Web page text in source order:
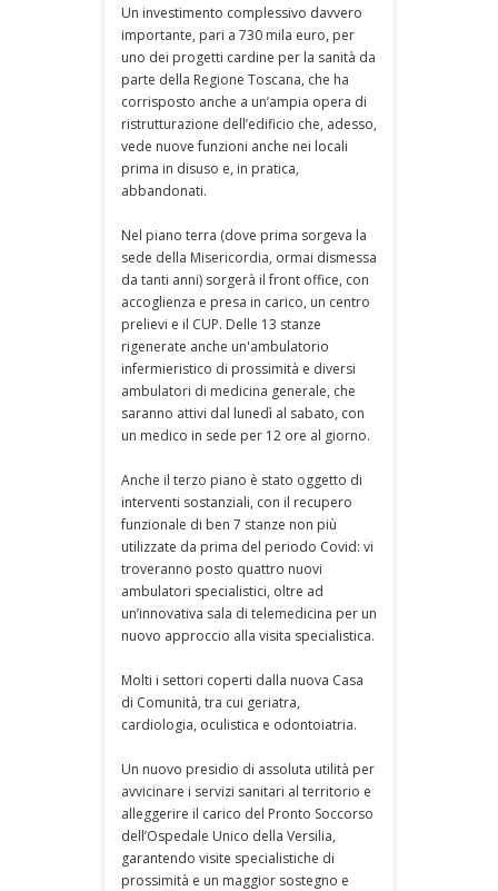
Un investimento complessivo davvero
importante, pari a 730 mila euro, per
uno dei progetti cardine per la sanità da
parte della Regione Toscana, che ha
corrisposto anche a un’ampia opera di
ristrutturazione dell’edificio che, adesso,
vede nuove funzioni anche nei locali
prima in disuso e, in pratica,
abbandonati.
Nel piano terra (dove prima sorgeva la
sede della Misericordia, ormai dismessa
da tanti anni) sorgerà il front office, con
accoglienza e presa in carico, un centro
prelievi e il CUP. Delle 13 stanze
rigenerate anche un'ambulatorio
infermieristico di prossimità e diversi
ambulatori di medicina generale, che
saranno attivi dal lunedì al sabato, con
un medico in sede per 12 ore al giorno.
Anche il terzo piano è stato oggetto di
interventi sostanziali, con il recupero
funzionale di ben 7 stanze non più
utilizzate da prima del periodo Covid: vi
troveranno posto quattro nuovi
ambulatori specialistici, oltre ad
un’innovativa sala di telemedicina per un
nuovo approccio alla visita specialistica.
Molti i settori coperti dalla nuova Casa
di Comunità, tra cui geriatra,
cardiologia, oculistica e odontoiatria.
Un nuovo presidio di assoluta utilità per
avvicinare i servizi sanitari al territorio e
alleggerire il carico del Pronto Soccorso
dell’Ospedale Unico della Versilia,
garantendo visite specialistiche di
prossimità e un maggior sostegno e